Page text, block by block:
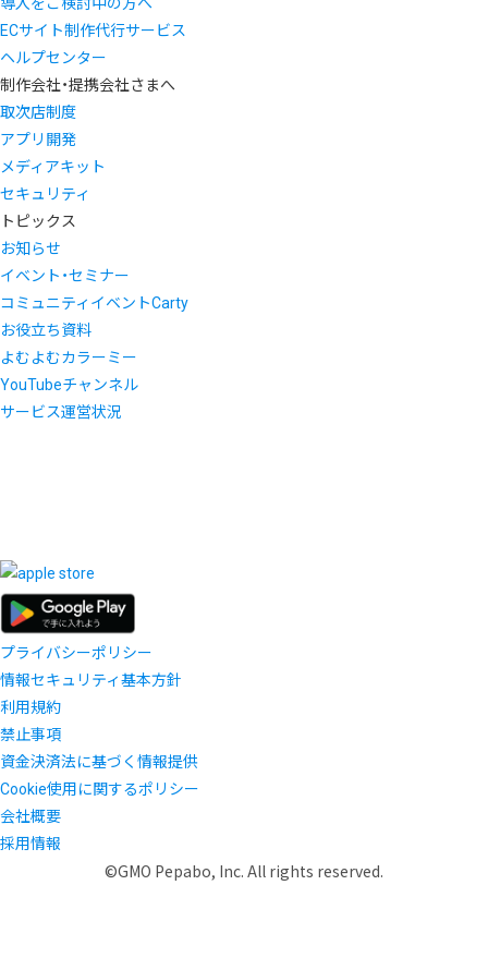
ECサイト制作代行サービス
ヘルプセンター
制作会社・提携会社さまへ
取次店制度
アプリ開発
メディアキット
セキュリティ
トピックス
お知らせ
イベント・セミナー
コミュニティイベントCarty
お役立ち資料
よむよむカラーミー
YouTubeチャンネル
サービス運営状況
プライバシーポリシー
情報セキュリティ基本方針
利用規約
禁止事項
資金決済法に基づく情報提供
Cookie使用に関するポリシー
会社概要
採用情報
©GMO Pepabo, Inc. All rights reserved.